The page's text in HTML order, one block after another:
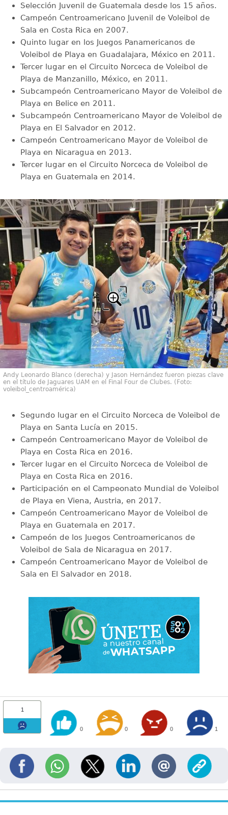
Selección Juvenil de Guatemala desde los 15 años.
Campeón Centroamericano Juvenil de Voleibol de
Sala en Costa Rica en 2007.
Quinto lugar en los Juegos Panamericanos de
Voleibol de Playa en Guadalajara, México en 2011.
Tercer lugar en el Circuito Norceca de Voleibol de
Playa de Manzanillo, México, en 2011.
Subcampeón Centroamericano Mayor de Voleibol de
Playa en Belice en 2011.
Subcampeón Centroamericano Mayor de Voleibol de
Playa en El Salvador en 2012.
Campeón Centroamericano Mayor de Voleibol de
Playa en Nicaragua en 2013.
Tercer lugar en el Circuito Norceca de Voleibol de
Playa en Guatemala en 2014.
Andy Leonardo Blanco (derecha) y Jason Hernández fueron piezas clave
en el título de Jaguares UAM en el Final Four de Clubes. (Foto:
voleibol_centroamérica)
Segundo lugar en el Circuito Norceca de Voleibol de
Playa en Santa Lucía en 2015.
Campeón Centroamericano Mayor de Voleibol de
Playa en Costa Rica en 2016.
Tercer lugar en el Circuito Norceca de Voleibol de
Playa en Costa Rica en 2016.
Participación en el Campeonato Mundial de Voleibol
de Playa en Viena, Austria, en 2017.
Campeón Centroamericano Mayor de Voleibol de
Playa en Guatemala en 2017.
Campeón de los Juegos Centroamericanos de
Voleibol de Sala de Nicaragua en 2017.
Campeón Centroamericano Mayor de Voleibol de
Sala en El Salvador en 2018.
1
0 0 0 1